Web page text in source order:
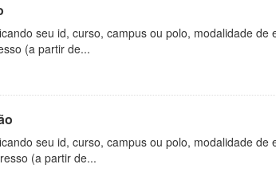
seu id, curso, campus ou polo, modalidade de
(a partir de...
seu id, curso, campus ou polo, modalidade de
(a partir de...